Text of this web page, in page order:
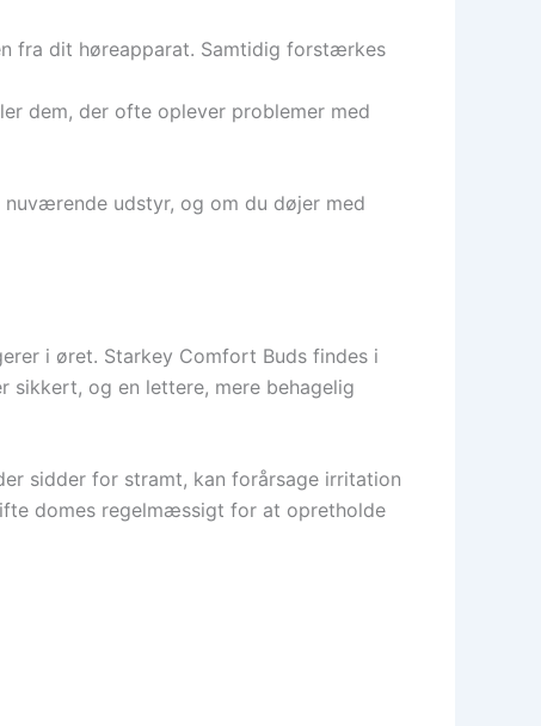
fra dit høreapparat. Samtidig forstærkes
dem, der ofte oplever problemer med
udstyr, og om du døjer med
i øret. Starkey Comfort Buds findes i
sikkert, og en lettere, mere behagelig
sidder for stramt, kan forårsage irritation
domes regelmæssigt for at opretholde